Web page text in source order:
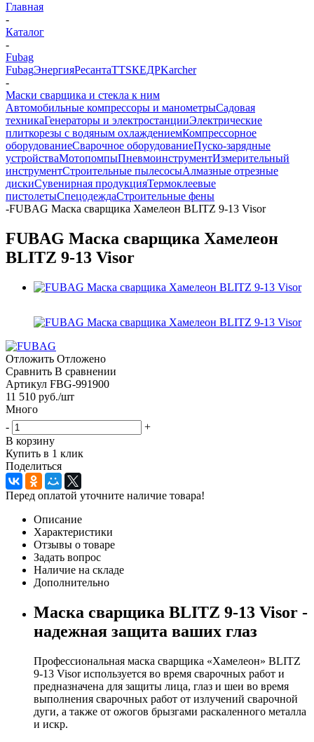
Главная
-
Каталог
-
Fubag
FubagЭнергияРесантаTTSКЕДРKarcher
-
Маски сварщика и стекла к ним
Автомобильные компрессоры и манометрыСадовая
техникаГенераторы и электростанцииЭлектрические
плиткорезы с водяным охлаждениемКомпрессорное
оборудованиеСварочное оборудованиеПуско-зарядные
устройстваМотопомпыПневмоинструментИзмерительный
инструментСтроительные пылесосыАлмазные отрезные
дискиСувенирная продукцияТермоклеевые
пистолетыСпецодеждаСтроительные фены
-FUBAG Маска сварщика Хамелеон BLITZ 9-13 Visor
FUBAG Маска сварщика Хамелеон
BLITZ 9-13 Visor
Отложить Отложено
Сравнить В сравнении
Артикул FBG-991900
11 510 руб./шт
Много
-
+
В корзину
Купить в 1 клик
Поделиться
Перед оплатой уточните наличие товара!
Описание
Характеристики
Отзывы о товаре
Задать вопрос
Наличие на складе
Дополнительно
Маска сварщика BLITZ 9-13 Visor -
надежная защита ваших глаз
Профессиональная маска сварщика «Хамелеон» BLITZ
9-13 Visor используется во время сварочных работ и
предназначена для защиты лица, глаз и шеи во время
выполнения сварочных работ от излучений сварочной
дуги, а также от ожогов брызгами раскаленного металла
и искр.